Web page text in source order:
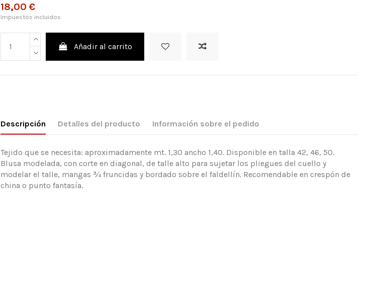
18,00 €
Impuestos incluidos
Añadir al carrito
Descripción Detalles del producto Información sobre el pedido
Tejido que se necesita: aproximadamente mt. 1,30 ancho 1,40. Disponible en talla 42, 46, 50.
Blusa modelada, con corte en diagonal, de talle alto para sujetar los pliegues del cuello y
modelar el talle, mangas ¾ fruncidas y bordado sobre el faldellín. Recomendable en crespón de
china o punto fantasía.